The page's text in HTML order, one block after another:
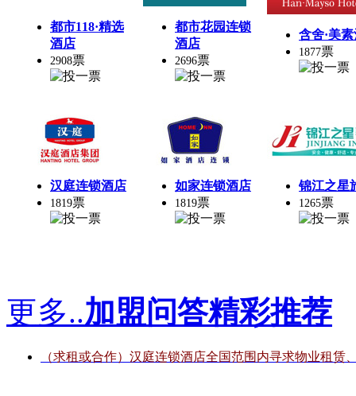
更多..加盟问答精彩推荐
（求租或合作）汉庭连锁酒店全国范围内寻求物业租赁